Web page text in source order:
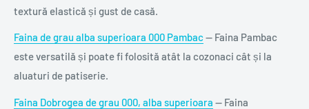
textură elastică și gust de casă.
Faina de grau alba superioara 000 Pambac— Faina Pambac
este versatilă și poate fi folosită atât la cozonaci cât și la
aluaturi de patiserie.
Faina Dobrogea de grau 000, alba superioara — Faina